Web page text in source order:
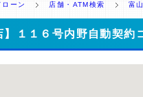
に基づき、公平性を担保した情
一覧
ローン 店舗・ATM検索 富
】１１６号内野自動契約